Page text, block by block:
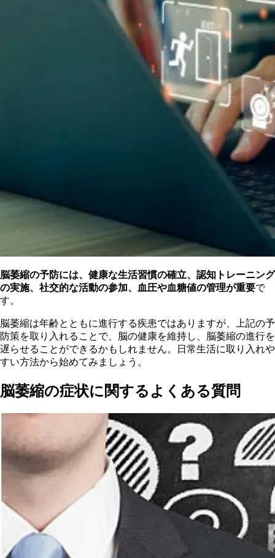
脳萎縮の予防には、健康な生活習慣の確立、認知トレーニング
の実施、社交的な活動の参加、血圧や血糖値の管理が重要で
す。
脳萎縮は年齢とともに進行する疾患ではありますが、上記の予
防策を取り入れることで、脳の健康を維持し、脳萎縮の進行を
遅らせることができるかもしれません。日常生活に取り入れや
すい方法から始めてみましょう。
脳萎縮の症状に関するよくある質問